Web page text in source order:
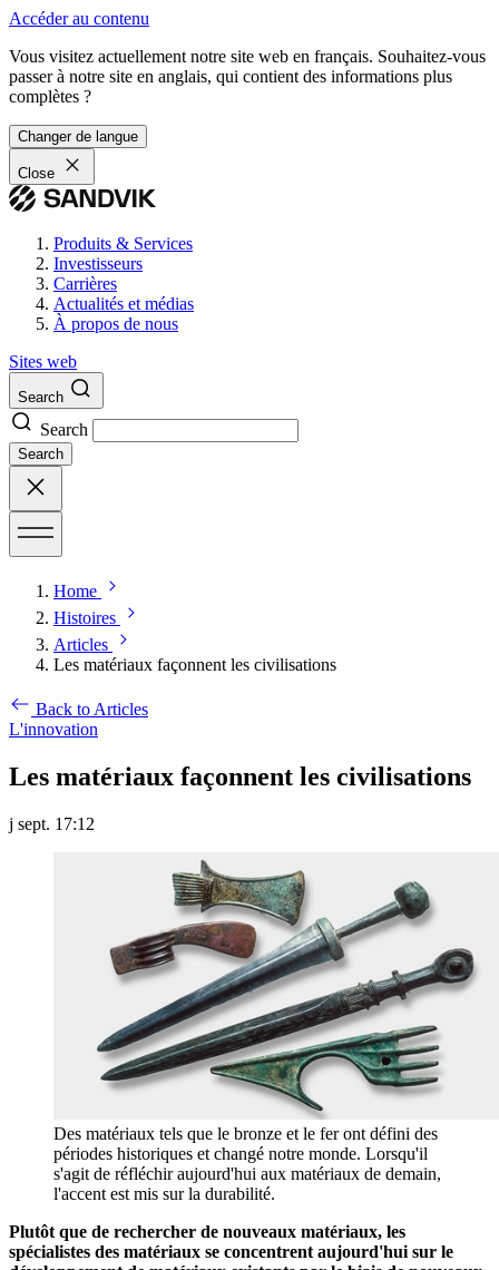
Accéder au contenu
Vous visitez actuellement notre site web en français. Souhaitez-vous
passer à notre site en anglais, qui contient des informations plus
complètes ?
Changer de langue
Close
Produits & Services
Investisseurs
Carrières
Actualités et médias
À propos de nous
Sites web
Search
Search
Search
Home
Histoires
Articles
Les matériaux façonnent les civilisations
Back to Articles
L'innovation
Les matériaux façonnent les civilisations
j sept. 17:12
Des matériaux tels que le bronze et le fer ont défini des
périodes historiques et changé notre monde. Lorsqu'il
s'agit de réfléchir aujourd'hui aux matériaux de demain,
l'accent est mis sur la durabilité.
Plutôt que de rechercher de nouveaux matériaux, les
spécialistes des matériaux se concentrent aujourd'hui sur le